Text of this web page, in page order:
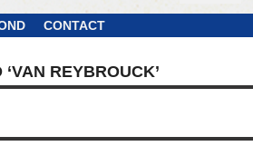
CONTACT
REYBROUCK’